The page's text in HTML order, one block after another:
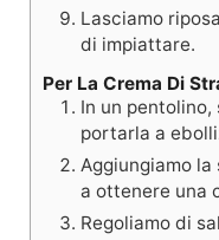
Lasciamo
di impiattare.
Per La Crema Di
In un pentolino,
portarla a
Aggiungiamo
a ottenere una
Regoliamo di